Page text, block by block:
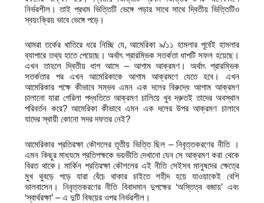
নির্ভরশীল। তাই প্রথম ভিত্তিটি ভেঙ্গে পড়ার সাথে সাথে দ্বিতীয় ভিত্তিটিও
স্বয়ংক্রিয় ভাবে ভেঙ্গে পড়ে।
আমরা তর্কের খাতিরে ধরে নিচ্ছি যে, আমেরিকা ৯/১১ হামলার পূর্বেই হামলার
ব্যাপারে তথ্য হাতে পেয়েছে। অর্থাৎ প্রারম্ভিক সতর্কতা ধাপটি সফল হয়েছে।
এখন তাহলে দ্বিতীয় ধাপ আসে – আগাম আক্রমণ। অর্থাৎ প্রারম্ভিক
সতর্কতার পর এখন আমেরিকাকে আগাম আক্রমণে যেতে হবে। এখন
আমেরিকার পক্ষে কীভাবে সম্ভব এমন এক দলের বিরুদ্ধে আগাম আক্রমণ
চালানো যারা গেরিলা পদ্ধতিতে আক্রমণ চালিয়ে খুব দ্রুতই তাদের অবস্থান
পরিবর্তন করে? আমেরিকা কীভাবে এমন এক দলের উপর আক্রমণ চালাবে
যাদের স্থায়ী কোনো সদর দফতর নেই?
আমেরিকার প্রতিরক্ষা কৌশলের তৃতীয় ভিত্তি ছিল – নিবৃত্তকরণের নীতি ।
এমন কিছুর মাধ্যমে প্রতিপক্ষকে ভয়ভীতি দেখানো যেন সে আক্রমণ করা থেকে
বিরত থাকে। মার্কিন প্রতিরক্ষা কৌশলের এই নীতি সেইসব মানুষদের ক্ষেত্রে
মুখ থুবড়ে পড়ে যারা বেঁচে থাকার চাইতে শহীদ হয়ে যাওয়াকেই বেশি
ভালবাসেন। নিবৃত্তকরণের নীতি বিবাদমান দুপক্ষের ‘অস্তিত্ব বজায়’ এবং
‘স্বার্থরক্ষা’ – এ দুটি বিষয়ের ওপর নির্ভরশীল।